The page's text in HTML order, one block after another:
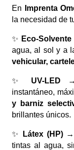
En Imprenta
la necesidad de
✨ Eco-Solvente
agua, al sol y a
vehicular,
✨ UV-LED →
instantáneo,
y barniz
brillantes únicos.
✨ Látex (HP)→
tintas al agua,